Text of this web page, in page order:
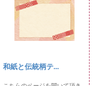
和紙と伝統柄テ...